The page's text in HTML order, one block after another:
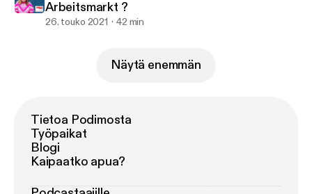
Arbeitsmarkt ?
26. touko 2021 42 min
Näytä enemmän
Tietoa Podimosta
Työpaikat
Blogi
Kaipaatko apua?